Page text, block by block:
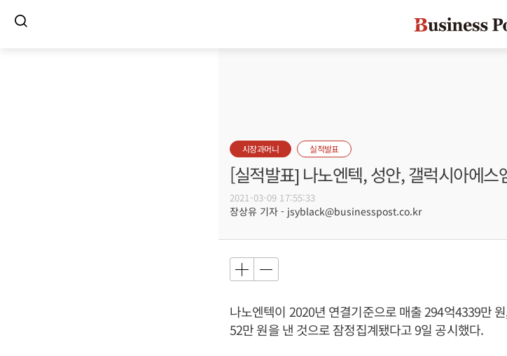
시장과머니 실적발표
[실적발표] 나노엔텍, 성안, 갤럭시아에스
2021-03-09 17:55:33
장상유 기자 - jsyblack@businesspost.co.kr
나노엔텍이 2020년 연결기준으로 매출 294억4339만
52만 원을 낸 것으로 잠정집계됐다고 9일 공시했다.